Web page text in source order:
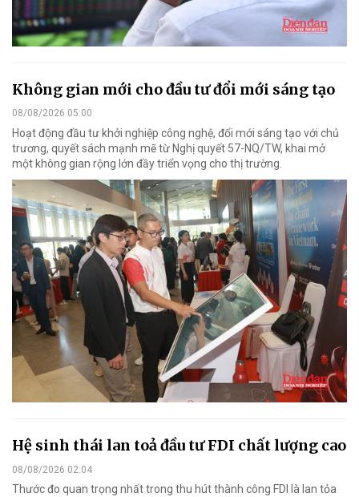
Không gian mới cho đầu tư đổi mới sáng tạo
08/08/2026 05:00
Hoạt động đầu tư khởi nghiệp công nghệ, đổi mới sáng tạo với chủ
trương, quyết sách mạnh mẽ từ Nghị quyết 57-NQ/TW, khai mở
một không gian rộng lớn đầy triển vọng cho thị trường.
Hệ sinh thái lan toả đầu tư FDI chất lượng cao
08/08/2026 02:04
Thước đo quan trọng nhất trong thu hút thành công FDI là lan tỏa